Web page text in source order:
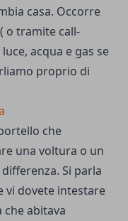
casa. Occorre
o tramite call-
acqua e gas se
proprio di
che
una voltura o un
Si parla
vi dovete intestare
abitava